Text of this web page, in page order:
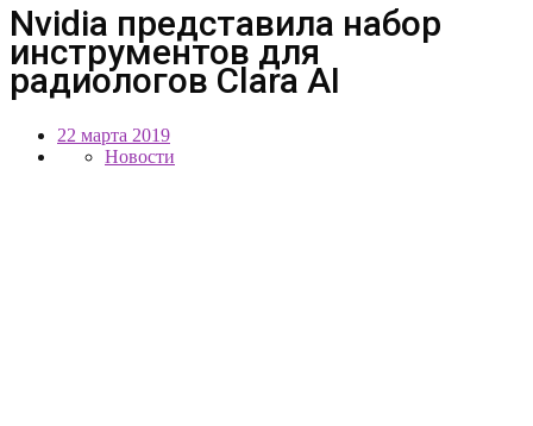
Nvidia представила набор
инструментов для
радиологов Clara AI
22 марта 2019
Новости